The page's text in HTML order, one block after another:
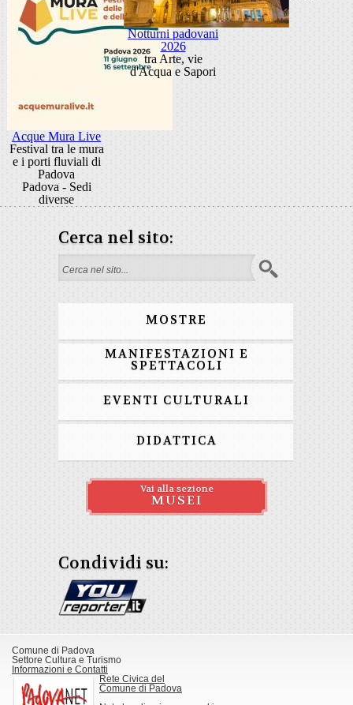
Acque Mura Live
Festival tra le mura
e i porti fluviali di
Padova
Padova - Sedi
diverse
Notturni padovani
2026
tra Arte, vie
d'Acqua e Sapori
Cerca nel sito:
Form di ricerca
MOSTRE
MANIFESTAZIONI E
SPETTACOLI
EVENTI CULTURALI
DIDATTICA
Vai alla sezione
MUSEI
Condividi su:
Comune di Padova
Settore Cultura e Turismo
Informazioni e Contatti
Rete Civica del
Comune di Padova